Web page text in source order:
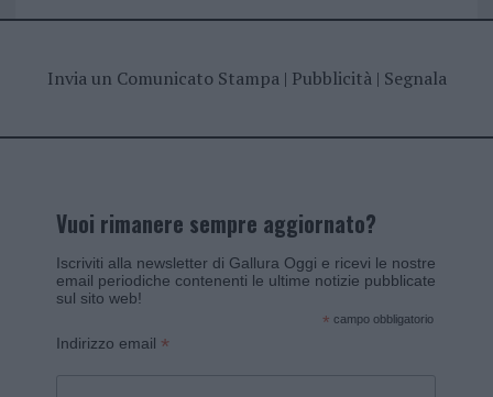
Invia un Comunicato Stampa| Pubblicità| Segnala
Vuoi rimanere sempre aggiornato?
Iscriviti alla newsletter di Gallura Oggi e ricevi le nostre
email periodiche contenenti le ultime notizie pubblicate
sul sito web!
* campo obbligatorio
Indirizzo email *